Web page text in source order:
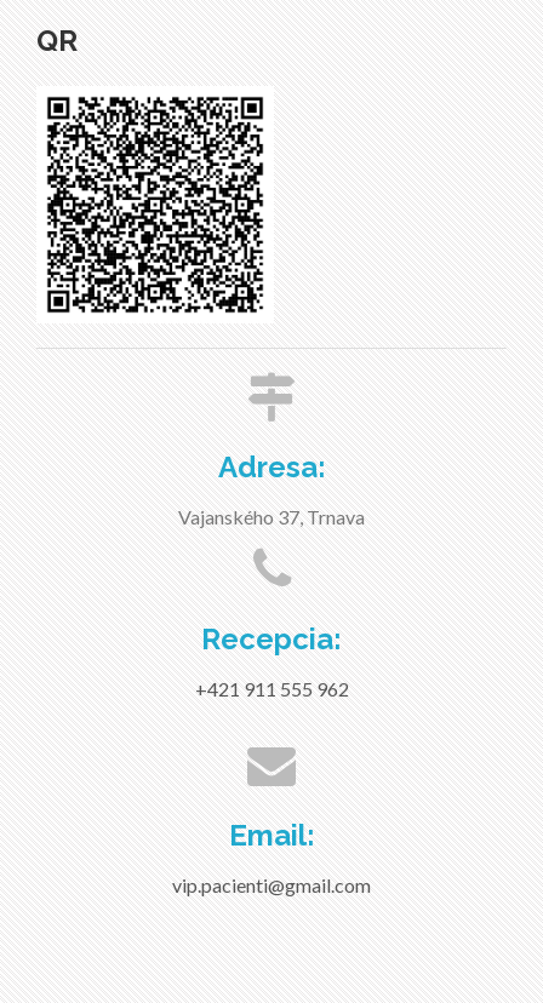
QR
Adresa:
Vajanského 37, Trnava
Recepcia:
+421 911 555 962
Email:
vip.pacienti@gmail.com